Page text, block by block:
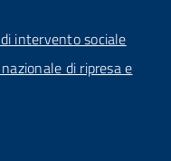
intervento sociale
di ripresa e